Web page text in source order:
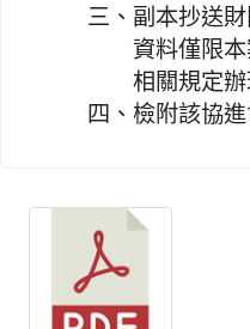
三、 副本抄送
資料僅限
相關規定辦
四、 檢附該協